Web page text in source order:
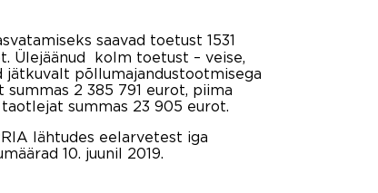
saavad toetust 1531
Ülejäänud kolm toetust – veise,
jätkuvalt põllumajandustootmisega
2 385 791 eurot, piima
summas 23 905 eurot.
lähtudes eelarvetest iga
10. juunil 2019.